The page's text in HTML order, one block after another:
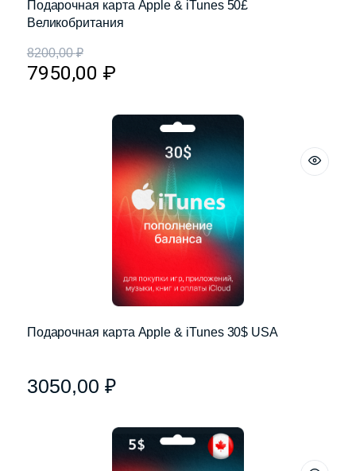
Подарочная карта Apple & iTunes 50£
Великобритания
8200,00₽
7950,00 ₽
Подарочная карта Apple & iTunes 30$ USA
3050,00 ₽